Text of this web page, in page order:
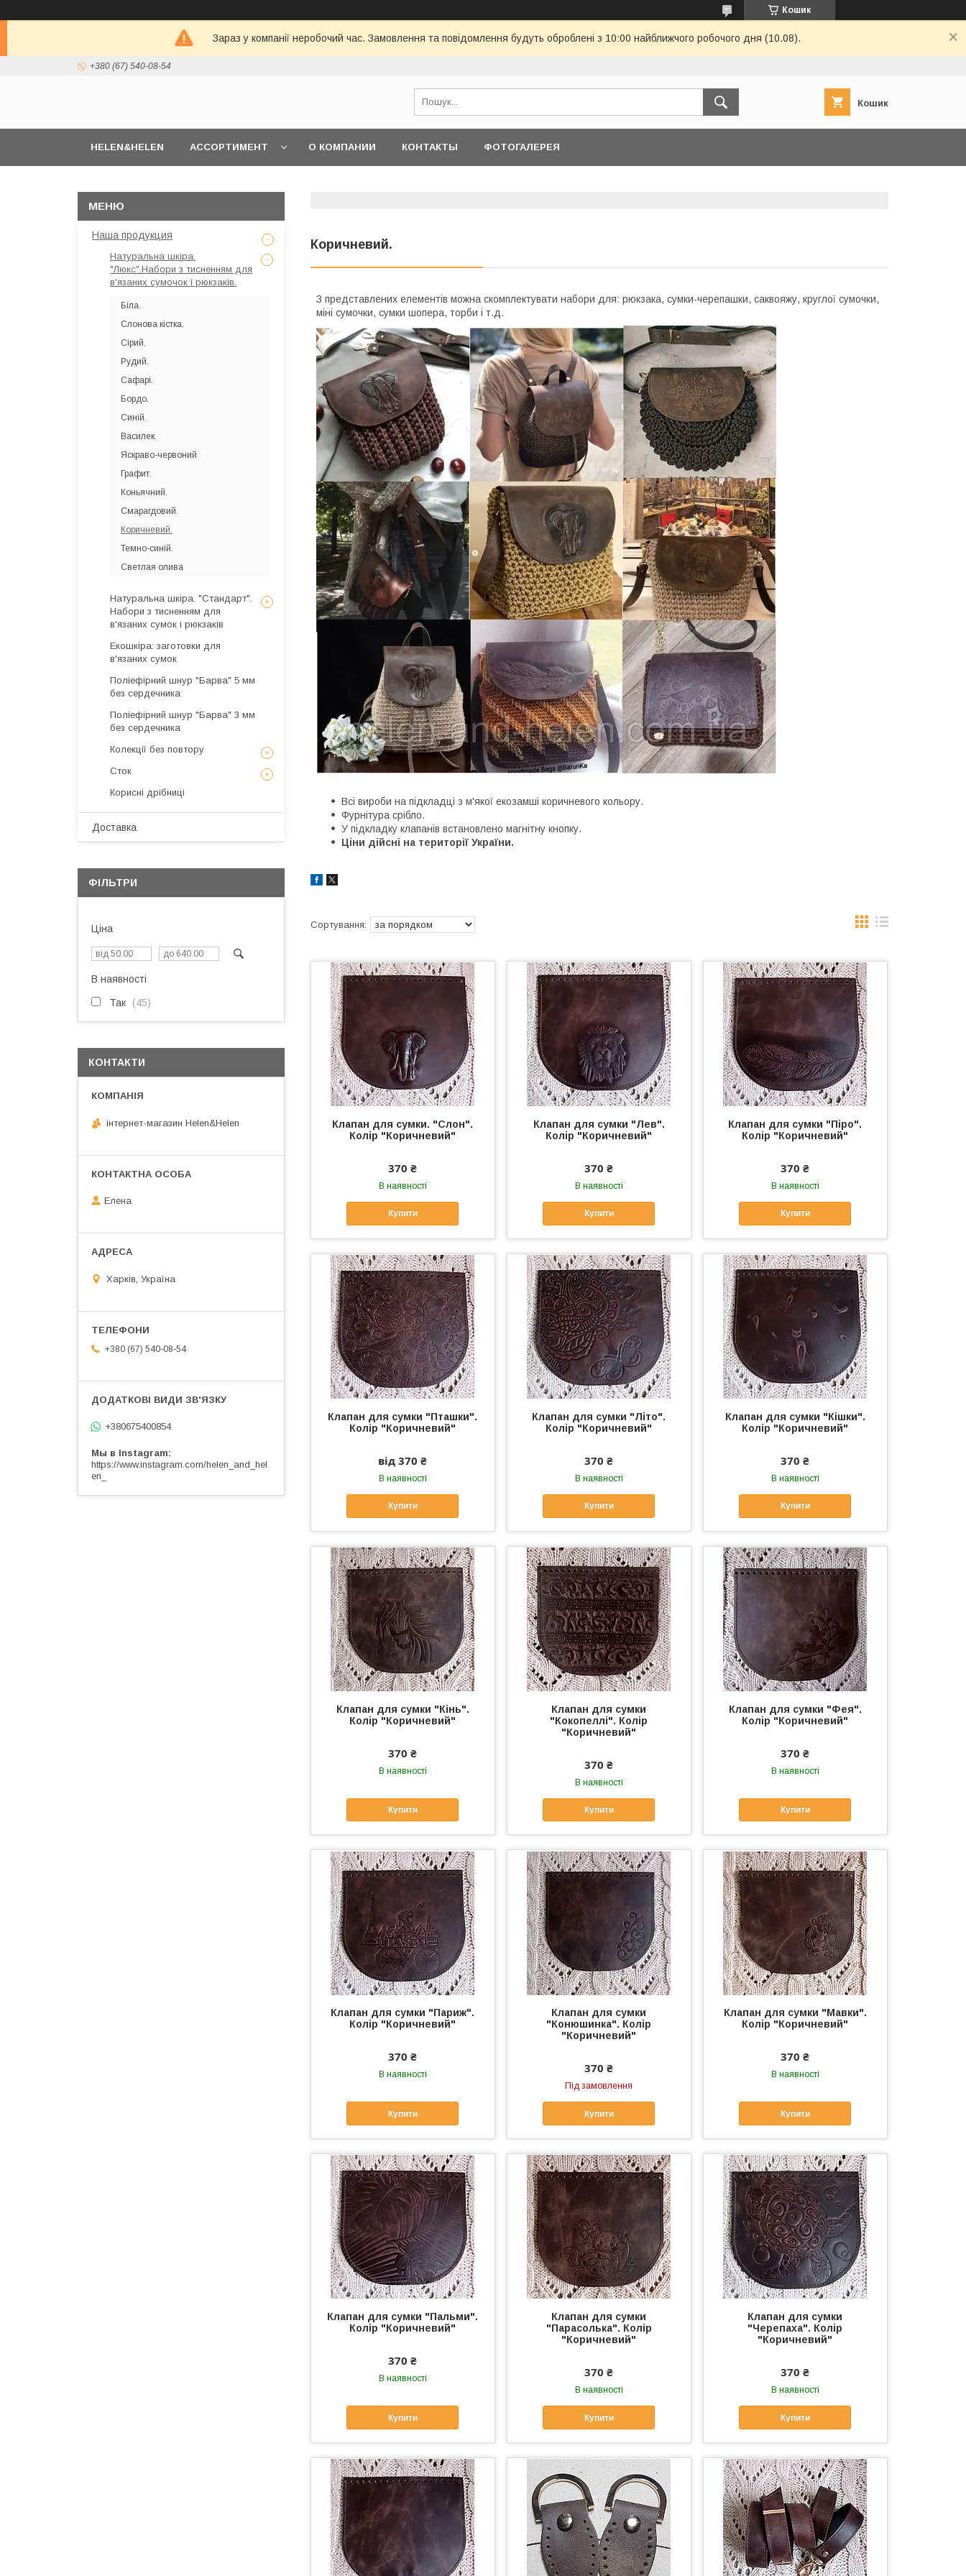
Кошик
Зараз у компанії неробочий час. Замовлення та повідомлення будуть оброблені з 10:00 найближчого робочого дня (10.08).
+380 (67) 540-08-54
Кошик
HELEN&HELEN АССОРТИМЕНТ О КОМПАНИИ КОНТАКТЫ ФОТОГАЛЕРЕЯ
Коричневий.
З представлених елементів можна скомплектувати набори для: рюкзака, сумки-черепашки, саквояжу, круглої сумочки,
міні сумочки, сумки шопера, торби і т.д.
Всі вироби на підкладці з м'якої екозамші коричневого кольору.
Фурнітура срібло.
У підкладку клапанів встановлено магнітну кнопку.
Ціни дійсні на території України.
Клапан для сумки. "Слон".
Колір "Коричневий"
370 ₴
В наявності
Купити
Клапан для сумки "Лев".
Колір "Коричневий"
370 ₴
В наявності
Купити
Клапан для сумки "Піро".
Колір "Коричневий"
370 ₴
В наявності
Купити
Клапан для сумки "Пташки".
Колір "Коричневий"
від 370 ₴
В наявності
Купити
Клапан для сумки "Літо".
Колір "Коричневий"
370 ₴
В наявності
Купити
Клапан для сумки "Кішки".
Колір "Коричневий"
370 ₴
В наявності
Купити
Клапан для сумки "Кiнь".
Колір "Коричневий"
370 ₴
В наявності
Купити
Клапан для сумки
"Кокопеллi". Колір
"Коричневий"
370 ₴
В наявності
Купити
Клапан для сумки "Фея".
Колір "Коричневий"
370 ₴
В наявності
Купити
Клапан для сумки "Париж".
Колір "Коричневий"
370 ₴
В наявності
Купити
Клапан для сумки
"Конюшинка". Колір
"Коричневий"
370 ₴
Під замовлення
Купити
Клапан для сумки "Мавки".
Колір "Коричневий"
370 ₴
В наявності
Купити
Клапан для сумки "Пальми".
Колір "Коричневий"
370 ₴
В наявності
Купити
Клапан для сумки
"Парасолька". Колір
"Коричневий"
370 ₴
В наявності
Купити
Клапан для сумки
"Черепаха". Колір
"Коричневий"
370 ₴
В наявності
Купити
Наша продукция
Натуральна шкіра.
"Люкс".Набори з тисненням для
в'язаних сумочок і рюкзаків.
Біла.
Слонова кістка.
Сірий.
Рудий.
Сафарі.
Бордо.
Синій.
Василек.
Яскраво-червоний
Графит.
Коньячний.
Смарагдовий.
Коричневий.
Темно-синій.
Светлая олива
Натуральна шкіра. "Стандарт".
Набори з тисненням для
в'язаних сумок і рюкзаків
Екошкіра: заготовки для
в'язаних сумок
Поліефірний шнур "Барва" 5 мм
без сердечника
Поліефірний шнур "Барва" 3 мм
без сердечника
Колекції без повтору
Сток
Корисні дрібниці
Доставка
ФІЛЬТРИ
Ціна
В наявності
Так 45
КОНТАКТИ
інтернет-магазин Helen&Helen
Елена
Харків, Україна
+380 (67) 540-08-54
+380675400854
Мы в Instagram
https://www.instagram.com/helen_and_hel
en_